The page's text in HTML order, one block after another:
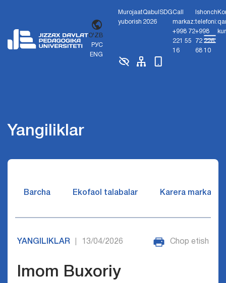
O'ZB
РУС
ENG
Murojaat
yuborish
Qabul
2026
SDGCall
markaz:
+998 72
221 55
16
Ishonch
telefoni:
+998
72 226
68 10
Yangiliklar
Barcha Ekofaol talabalar Karera markazi
YANGILIKLAR 13/04/2026 Chop etish
Imom Buxoriy